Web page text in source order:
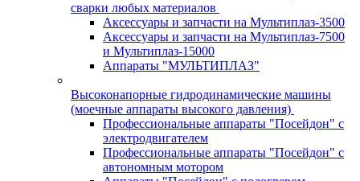
сварки любых материалов
Аксессуары и запчасти на Мультиплаз-3500
Аксессуары и запчасти на Мультиплаз-7500
и Мультиплаз-15000
Аппараты "МУЛЬТИПЛАЗ"
Высоконапорные гидродинамические машины
(моечные аппараты высокого давления)
Профессиональные аппараты "Посейдон" с
электродвигателем
Профессиональные аппараты "Посейдон" с
автономным мотором